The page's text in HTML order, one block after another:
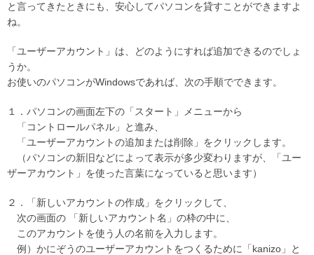
と言ってきたときにも、安心してパソコンを貸すことができますよ
ね。
「ユーザーアカウント」は、どのようにすれば追加できるのでしょ
うか。
お使いのパソコンがWindowsであれば、次の手順でできます。
１．パソコンの画面左下の「スタート」メニューから
「コントロールパネル」と進み、
「ユーザーアカウントの追加または削除」をクリックします。
（パソコンの新旧などによって表示が多少変わりますが、「ユー
ザーアカウント」を使った言葉になっていると思います）
２．「新しいアカウントの作成」をクリックして、
次の画面の 「新しいアカウント名」の枠の中に、
このアカウントを使う人の名前を入力します。
例）かにぞうのユーザーアカウントをつくるために「kanizo」と